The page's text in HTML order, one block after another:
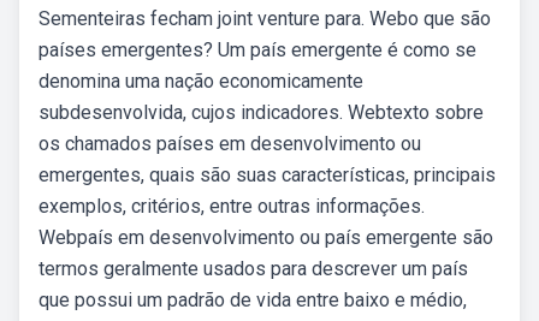
Sementeiras fecham joint venture para. Webo que são
países emergentes? Um país emergente é como se
denomina uma nação economicamente
subdesenvolvida, cujos indicadores. Webtexto sobre
os chamados países em desenvolvimento ou
emergentes, quais são suas características, principais
exemplos, critérios, entre outras informações.
Webpaís em desenvolvimento ou país emergente são
termos geralmente usados para descrever um país
que possui um padrão de vida entre baixo e médio,